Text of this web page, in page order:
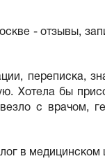
- отзывы,
переписка,
Хотела бы
с врачом,
в